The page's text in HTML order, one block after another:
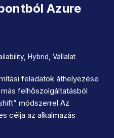
Azure
Hybrid Vállalat
feladatok áthelyezése
felhőszolgáltatásból
módszerrel Az
célja az alkalmazás